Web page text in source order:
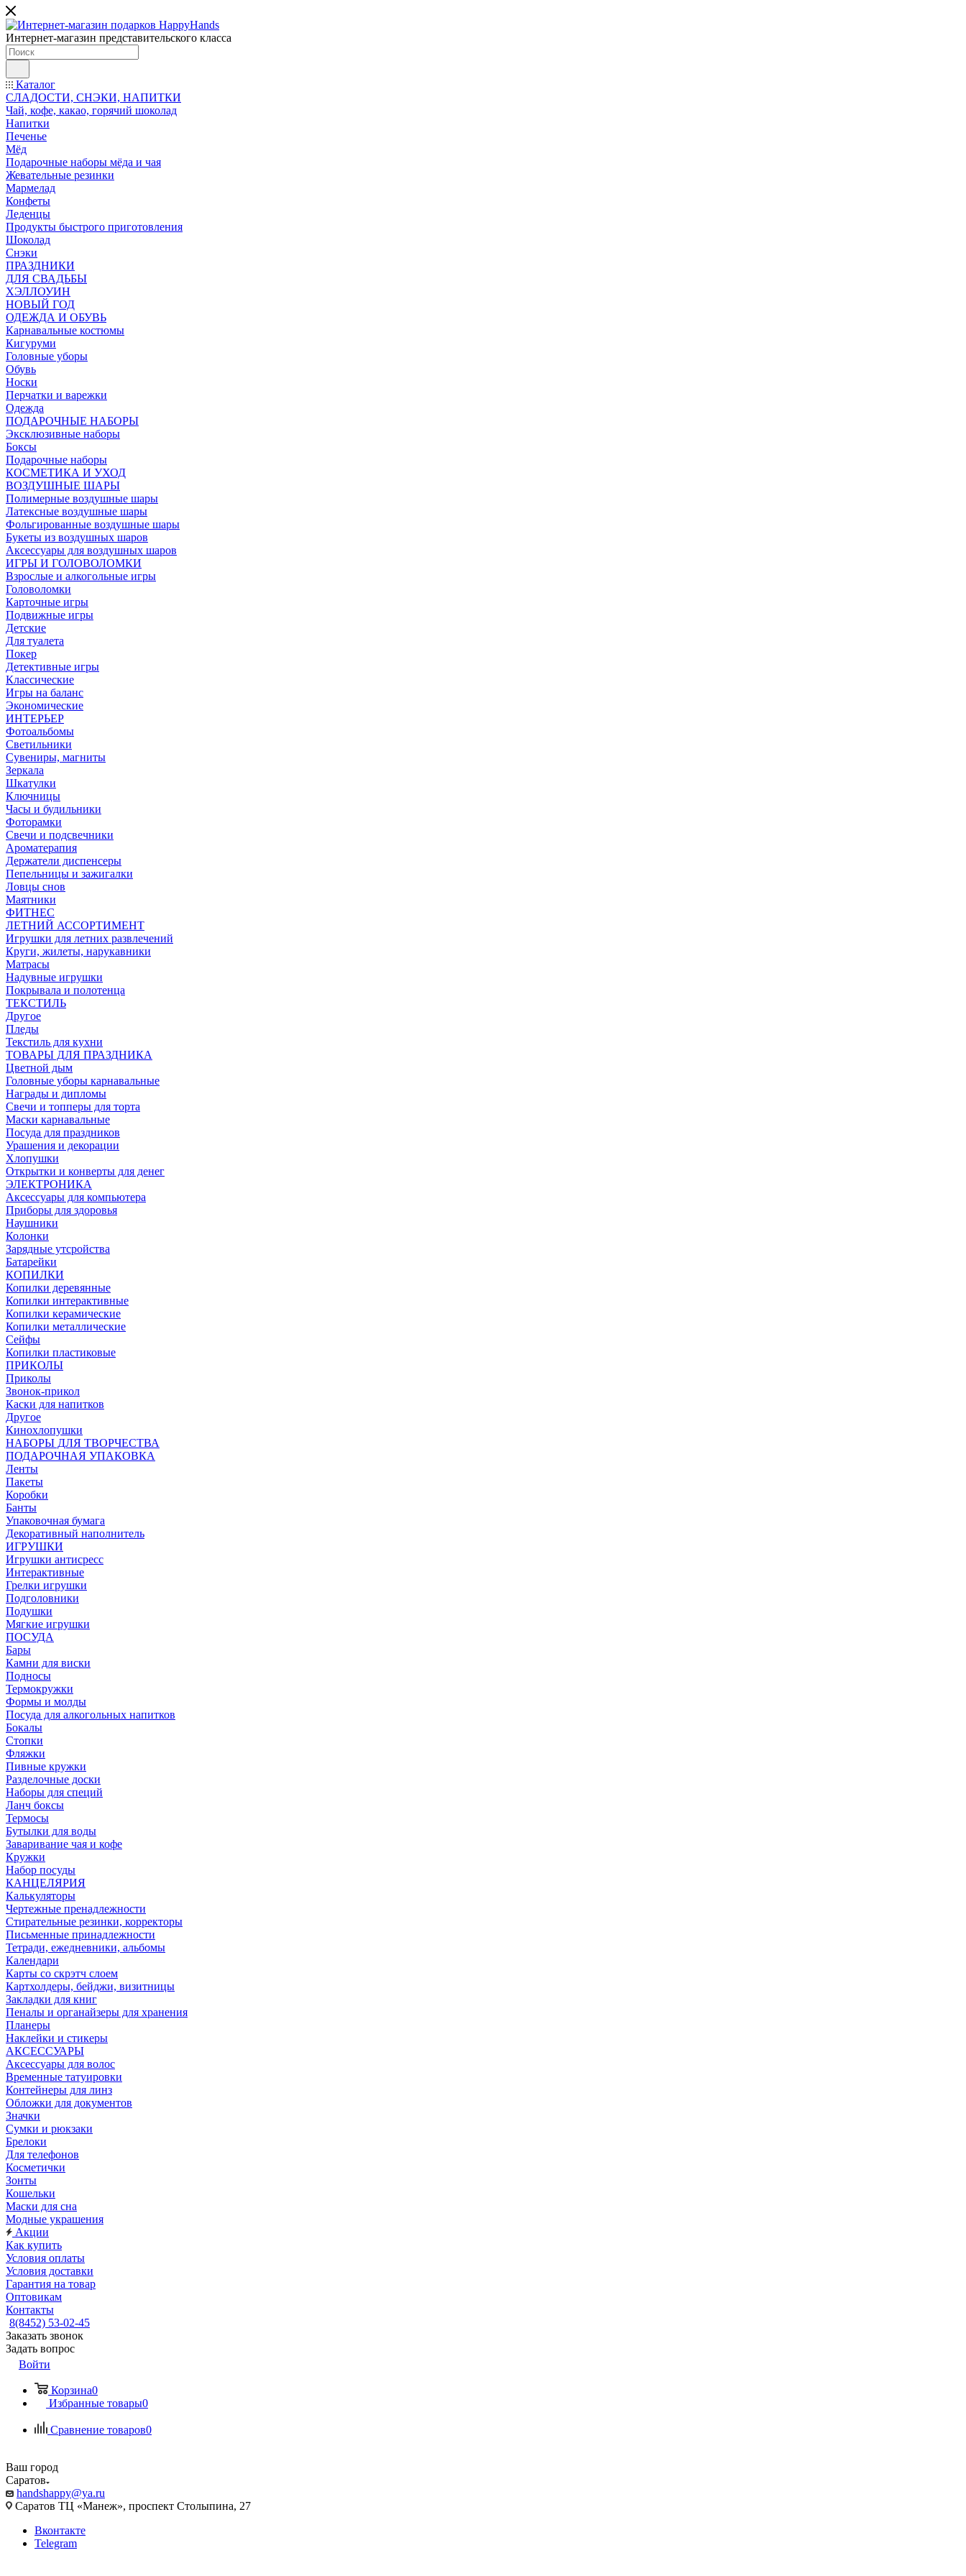
Интернет-магазин представительского класса
Каталог
СЛАДОСТИ, СНЭКИ, НАПИТКИ
Чай, кофе, какао, горячий шоколад
Напитки
Печенье
Мёд
Подарочные наборы мёда и чая
Жевательные резинки
Мармелад
Конфеты
Леденцы
Продукты быстрого приготовления
Шоколад
Снэки
ПРАЗДНИКИ
ДЛЯ СВАДЬБЫ
ХЭЛЛОУИН
НОВЫЙ ГОД
ОДЕЖДА И ОБУВЬ
Карнавальные костюмы
Кигуруми
Головные уборы
Обувь
Носки
Перчатки и варежки
Одежда
ПОДАРОЧНЫЕ НАБОРЫ
Эксклюзивные наборы
Боксы
Подарочные наборы
КОСМЕТИКА И УХОД
ВОЗДУШНЫЕ ШАРЫ
Полимерные воздушные шары
Латексные воздушные шары
Фольгированные воздушные шары
Букеты из воздушных шаров
Аксессуары для воздушных шаров
ИГРЫ И ГОЛОВОЛОМКИ
Взрослые и алкогольные игры
Головоломки
Карточные игры
Подвижные игры
Детские
Для туалета
Покер
Детективные игры
Классические
Игры на баланс
Экономические
ИНТЕРЬЕР
Фотоальбомы
Светильники
Сувениры, магниты
Зеркала
Шкатулки
Ключницы
Часы и будильники
Фоторамки
Свечи и подсвечники
Ароматерапия
Держатели диспенсеры
Пепельницы и зажигалки
Ловцы снов
Маятники
ФИТНЕС
ЛЕТНИЙ АССОРТИМЕНТ
Игрушки для летних развлечений
Круги, жилеты, нарукавники
Матрасы
Надувные игрушки
Покрывала и полотенца
ТЕКСТИЛЬ
Другое
Пледы
Текстиль для кухни
ТОВАРЫ ДЛЯ ПРАЗДНИКА
Цветной дым
Головные уборы карнавальные
Награды и дипломы
Свечи и топперы для торта
Маски карнавальные
Посуда для праздников
Урашения и декорации
Хлопушки
Открытки и конверты для денег
ЭЛЕКТРОНИКА
Аксессуары для компьютера
Приборы для здоровья
Наушники
Колонки
Зарядные утсройства
Батарейки
КОПИЛКИ
Копилки деревянные
Копилки интерактивные
Копилки керамические
Копилки металлические
Сейфы
Копилки пластиковые
ПРИКОЛЫ
Приколы
Звонок-прикол
Каски для напитков
Другое
Кинохлопушки
НАБОРЫ ДЛЯ ТВОРЧЕСТВА
ПОДАРОЧНАЯ УПАКОВКА
Ленты
Пакеты
Коробки
Банты
Упаковочная бумага
Декоративный наполнитель
ИГРУШКИ
Игрушки антисресс
Интерактивные
Грелки игрушки
Подголовники
Подушки
Мягкие игрушки
ПОСУДА
Бары
Камни для виски
Подносы
Термокружки
Формы и молды
Посуда для алкогольных напитков
Бокалы
Стопки
Фляжки
Пивные кружки
Разделочные доски
Наборы для специй
Ланч боксы
Термосы
Бутылки для воды
Заваривание чая и кофе
Кружки
Набор посуды
КАНЦЕЛЯРИЯ
Калькуляторы
Чертежные пренадлежности
Стирательные резинки, корректоры
Письменные принадлежности
Тетради, ежедневники, альбомы
Календари
Карты со скрэтч слоем
Картхолдеры, бейджи, визитницы
Закладки для книг
Пеналы и органайзеры для хранения
Планеры
Наклейки и стикеры
АКСЕССУАРЫ
Аксессуары для волос
Временные татуировки
Контейнеры для линз
Обложки для документов
Значки
Сумки и рюкзаки
Брелоки
Для телефонов
Косметички
Зонты
Кошельки
Маски для сна
Модные украшения
Акции
Как купить
Условия оплаты
Условия доставки
Гарантия на товар
Оптовикам
Контакты
8(8452) 53-02-45
Заказать звонок
Задать вопрос
Войти
Корзина0
Избранные товары0
Сравнение товаров0
Ваш город
Саратов
handshappy@ya.ru
Саратов ТЦ «Манеж», проспект Столыпина, 27
Вконтакте
Telegram